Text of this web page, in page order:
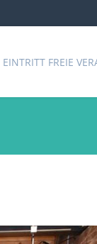
EINTRITT FREIE